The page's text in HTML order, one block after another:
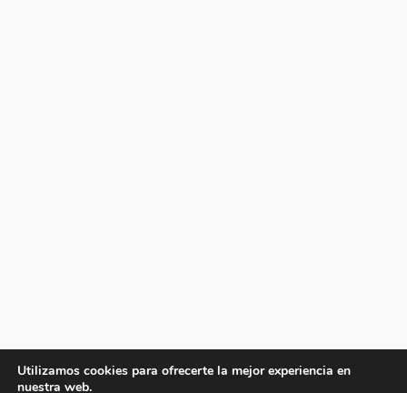
Utilizamos cookies para ofrecerte la mejor experiencia en
nuestra web.